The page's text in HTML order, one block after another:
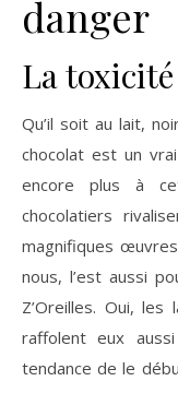
danger
La
Qu’il soit au lait,
chocolat est un
encore plus à
chocolatiers
magnifiques
nous, l’est aussi
Z’Oreilles. Oui,
raffolent eux
tendance de le